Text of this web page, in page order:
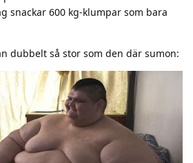
snackar 600 kg-klumpar som bara
dubbelt så stor som den där sumon: